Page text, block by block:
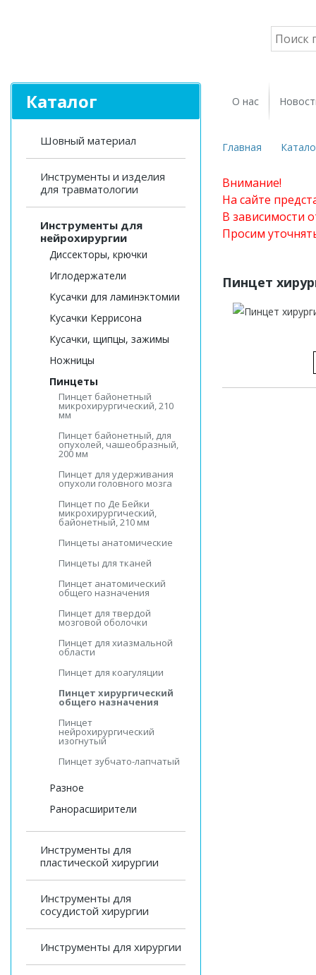
Каталог
Шовный материал
Инструменты и изделия
для травматологии
Инструменты для
нейрохирургии
Диссекторы, крючки
Иглодержатели
Кусачки для ламинэктомии
Кусачки Керрисона
Кусачки, щипцы, зажимы
Ножницы
Пинцеты
Пинцет байонетный
микрохирургический, 210
мм
Пинцет байонетный, для
опухолей, чашеобразный,
200 мм
Пинцет для удерживания
опухоли головного мозга
Пинцет по Де Бейки
микрохирургический,
байонетный, 210 мм
Пинцеты анатомические
Пинцеты для тканей
Пинцет анатомический
общего назначения
Пинцет для твердой
мозговой оболочки
Пинцет для хиазмальной
области
Пинцет для коагуляции
Пинцет хирургический
общего назначения
Пинцет
нейрохирургический
изогнутый
Пинцет зубчато-лапчатый
Разное
Ранорасширители
Инструменты для
пластической хирургии
Инструменты для
сосудистой хирургии
Инструменты для хирургии
О нас
Главная
Внимание!
На сайте
В зависимости
Просим
Пинцет